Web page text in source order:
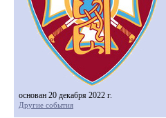
основан 20 декабря 2022 г.
Другие события